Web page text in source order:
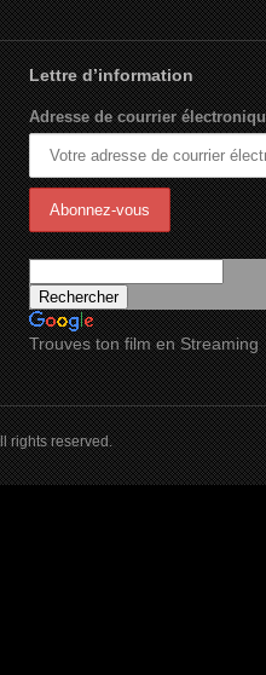
Lettre d’information
Adresse de courrier
Trouves ton film en Streaming
rights reserved.